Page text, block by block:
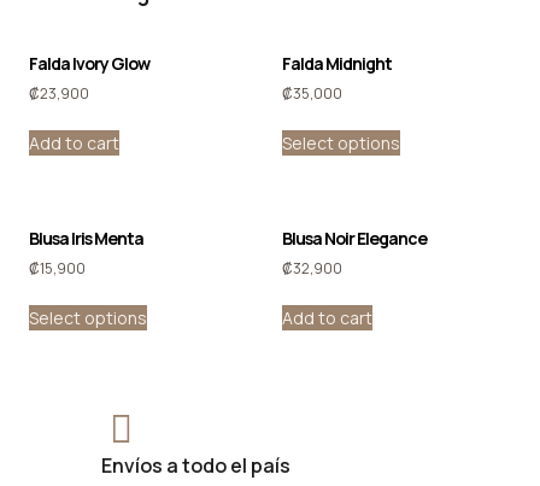
Falda Ivory Glow
₡23,900
Add to cart
Falda Midnight
₡35,000
Select options
Blusa Iris Menta
₡15,900
Select options
Blusa Noir Elegance
₡32,900
Add to cart
Envíos a todo el país